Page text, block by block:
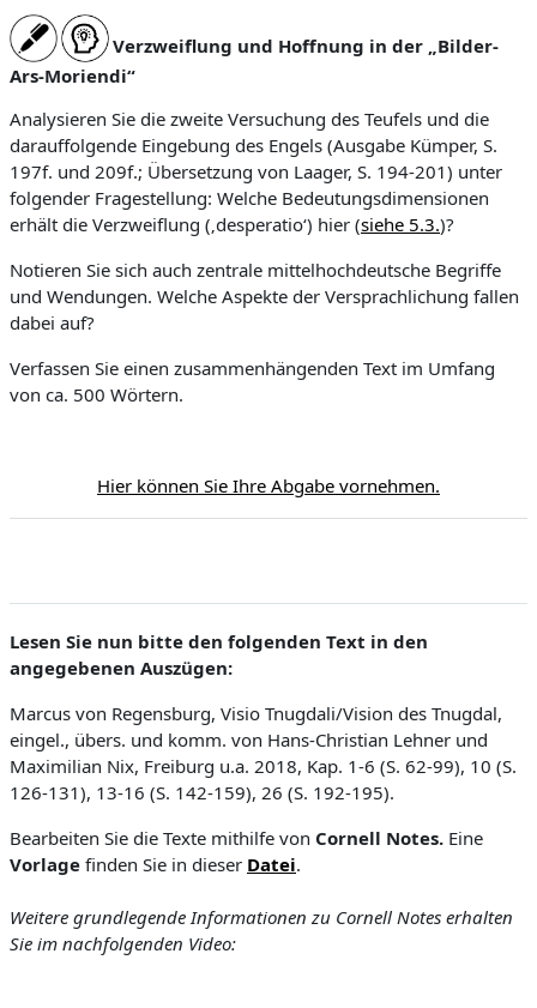
Verzweiflung und Hoffnung in der „Bilder-
Ars-Moriendi“
Analysieren Sie die zweite Versuchung des Teufels und die
darauffolgende Eingebung des Engels (Ausgabe Kümper, S.
197f. und 209f.; Übersetzung von Laager, S. 194-201) unter
folgender Fragestellung: Welche Bedeutungsdimensionen
erhält die Verzweiflung (‚desperatio‘) hier (siehe 5.3.)?
Notieren Sie sich auch zentrale mittelhochdeutsche Begriffe
und Wendungen. Welche Aspekte der Versprachlichung fallen
dabei auf?
Verfassen Sie einen zusammenhängenden Text im Umfang
von ca. 500 Wörtern.
Hier können Sie Ihre Abgabe vornehmen.
Lesen Sie nun bitte den folgenden Text in den
angegebenen Auszügen:
Marcus von Regensburg, Visio Tnugdali/Vision des Tnugdal,
eingel., übers. und komm. von Hans-Christian Lehner und
Maximilian Nix, Freiburg u.a. 2018, Kap. 1-6 (S. 62-99), 10 (S.
126-131), 13-16 (S. 142-159), 26 (S. 192-195).
Bearbeiten Sie die Texte mithilfe von Cornell Notes. Eine
Vorlage finden Sie in dieser Datei.
Weitere grundlegende Informationen zu Cornell Notes erhalten
Sie im nachfolgenden Video: